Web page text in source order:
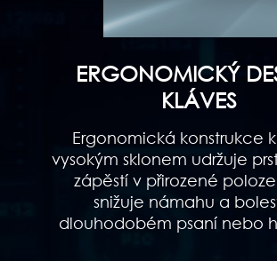
ERGONOMICKÝ
KLÁVES
Ergonomická konstrukce
vysokým sklonem udržuje
zápěstí v přirozené
snižuje námahu a
dlouhodobém psaní nebo